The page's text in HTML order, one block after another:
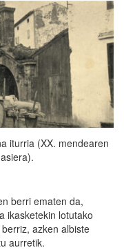
iturria (XX. mendearen
berri ematen da,
ikasketekin lotutako
azken albiste
aurretik.